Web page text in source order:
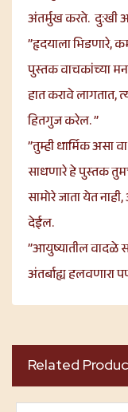
अंतर्मुख करते. दु:खी
”हृदयाला
पुस्तक वाचकांच्या
हात करावे लागतात,
हितगुज करेल. ”
”तुम्ही धार्मिक
साधणारे हे पुस्तक
सामोरे जाता येत
देईल.
”आयुष्यातील वादळे
अंतर्बाह्य हलवणारा
Related